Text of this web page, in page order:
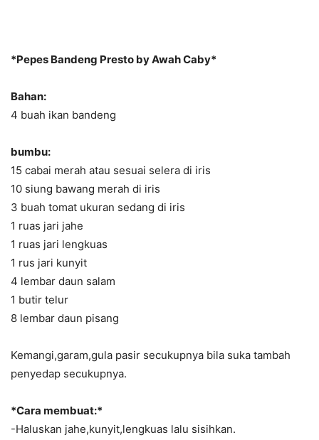
*Pepes Bandeng Presto by Awah Caby*
Bahan:
4 buah ikan bandeng
bumbu:
15 cabai merah atau sesuai selera di iris
10 siung bawang merah di iris
3 buah tomat ukuran sedang di iris
1 ruas jari jahe
1 ruas jari lengkuas
1 rus jari kunyit
4 lembar daun salam
1 butir telur
8 lembar daun pisang
Kemangi,garam,gula pasir secukupnya bila suka tambah
penyedap secukupnya.
*Cara membuat:*
-Haluskan jahe,kunyit,lengkuas lalu sisihkan.